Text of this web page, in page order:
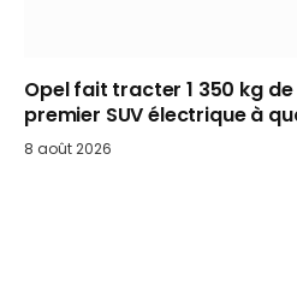
Opel fait tracter 1 350 kg
premier SUV électrique à
8 août 2026